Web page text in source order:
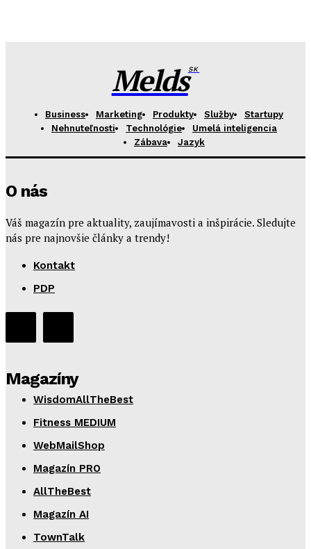
MeldsSK
Business Marketing Produkty Služby
Startupy
Nehnuteľnosti
Technológie
Umelá inteligencia
Zábava
Jazyk
O nás
Váš magazín pre aktuality, zaujímavosti a inšpirácie. Sledujte
nás pre najnovšie články a trendy!
Kontakt
PDP
Magazíny
WisdomAllTheBest
Fitness MEDIUM
WebMailShop
Magazín PRO
AllTheBest
Magazín AI
TownTalk